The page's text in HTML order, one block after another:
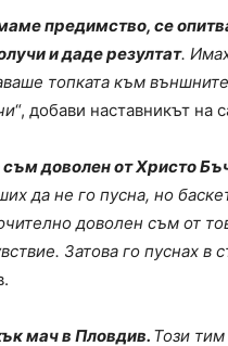
предимство, се
и даде резултат.
топката към
“, добави наставникът на
доволен от Христо
да не го пусна, но
доволен съм от
Затова го пуснах в
мач в Пловдив. Този